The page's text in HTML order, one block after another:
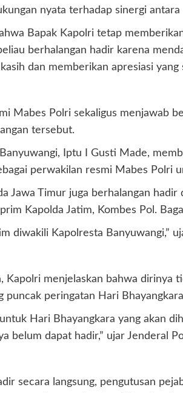
nyata terhadap sinergi
Bapak Kapolri tetap
berhalangan hadir karena
dan memberikan apresiasi yang
Mabes Polri sekaligus menjawab
tersebut.
Iptu I Gusti Made,
perwakilan resmi Mabes Polri
Jawa Timur juga berhalangan
Kapolda Jatim, Kombes Pol.
diwakili Kapolresta Banyuwangi,”
Kapolri menjelaskan bahwa dirinya
puncak peringatan Hari
Hari Bhayangkara yang akan
belum dapat hadir,” ujar Jenderal
secara langsung, pengutusan